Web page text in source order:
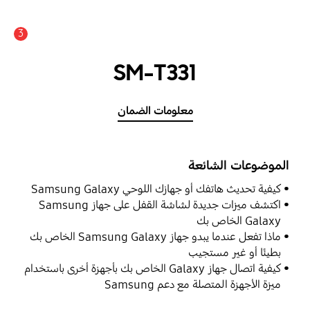
3
SM-T331
معلومات الضمان
الموضوعات الشائعة
كيفية تحديث هاتفك أو جهازك اللوحي Samsung Galaxy
اكتشف ميزات جديدة لشاشة القفل على جهاز Samsung
Galaxy الخاص بك
ماذا تفعل عندما يبدو جهاز Samsung Galaxy الخاص بك
بطيئًا أو غير مستجيب
كيفية اتصال جهاز Galaxy الخاص بك بأجهزة أخرى باستخدام
ميزة الأجهزة المتصلة مع دعم Samsung